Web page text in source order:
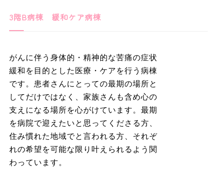
3階B病棟 緩和ケア病棟
がんに伴う身体的・精神的な苦痛の症状
緩和を目的とした医療・ケアを行う病棟
です。患者さんにとっての最期の場所と
してだけではなく、家族さんも含め心の
支えになる場所を心がけています。最期
を病院で迎えたいと思ってくださる方、
住み慣れた地域でと言われる方、それぞ
れの希望を可能な限り叶えられるよう関
わっています。